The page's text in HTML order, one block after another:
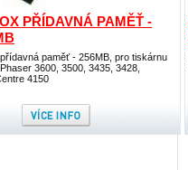
PŘÍDAVNÁ PAMĚŤ -
paměť - 256MB, pro tiskárnu
3600, 3500, 3435, 3428,
4150